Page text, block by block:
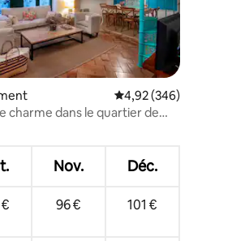
base de 157 commentaires : 4,99 sur 5
Évaluation moyenne
4,92 (346)
charme dans le quartier de
Nov. Déc.
96 € 101 €